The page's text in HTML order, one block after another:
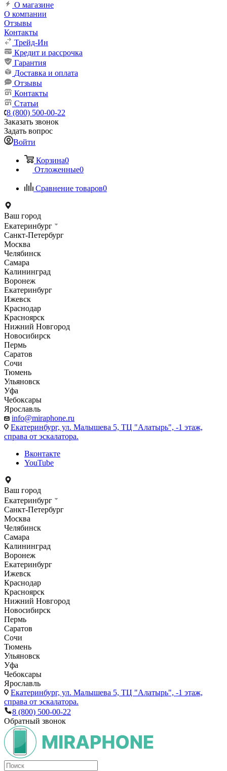
О магазине
О компании
Отзывы
Контакты
Трейд-Ин
Кредит и рассрочка
Гарантия
Доставка и оплата
Отзывы
Контакты
Статьи
8 (800) 500-00-22
Заказать звонок
Задать вопрос
Войти
Корзина0
Отложенные0
Сравнение товаров0
Ваш город
Екатеринбург
Санкт-Петербург
Москва
Челябинск
Самара
Калининград
Воронеж
Екатеринбург
Ижевск
Краснодар
Красноярск
Нижний Новгород
Новосибирск
Пермь
Саратов
Сочи
Тюмень
Ульяновск
Уфа
Чебоксары
Ярославль
info@miraphone.ru
Екатеринбург, ул. Малышева 5, ТЦ "Алатырь", -1 этаж,
справа от эскалатора.
Вконтакте
YouTube
Ваш город
Екатеринбург
Санкт-Петербург
Москва
Челябинск
Самара
Калининград
Воронеж
Екатеринбург
Ижевск
Краснодар
Красноярск
Нижний Новгород
Новосибирск
Пермь
Саратов
Сочи
Тюмень
Ульяновск
Уфа
Чебоксары
Ярославль
Екатеринбург, ул. Малышева 5, ТЦ "Алатырь", -1 этаж,
справа от эскалатора.
8 (800) 500-00-22
Обратный звонок